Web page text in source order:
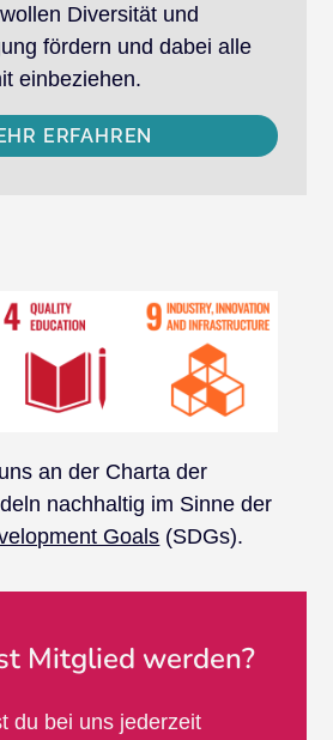
Diversität und
fördern und dabei alle
einbeziehen.
ERFAHREN
an der Charta der
nachhaltig im Sinne der
Goals (SDGs).
Mitglied werden?
du bei uns jederzeit